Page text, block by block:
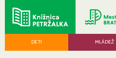
DETI MLÁDEŽ